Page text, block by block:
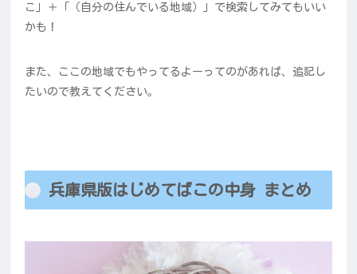
こ」＋「（自分の住んでいる地域）」で検索してみてもいい
かも！
また、ここの地域でもやってるよーってのがあれば、追記し
たいので教えてください。
兵庫県版はじめてばこの中身 まとめ